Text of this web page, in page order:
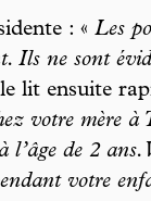
: « Les
Ils ne sont
lit ensuite
votre mère à
de 2 ans.
votre